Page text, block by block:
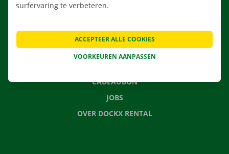
CONTACTEER ONS
VEELGESTELDE VRAGEN
CADEAUBON
JOBS
OVER DOCKX RENTAL
surfervaring te verbeteren.
VOORKEUREN AANPASSEN
ACCEPTEER ALLE COOKIES